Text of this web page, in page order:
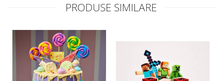
PRODUSE SIMILARE